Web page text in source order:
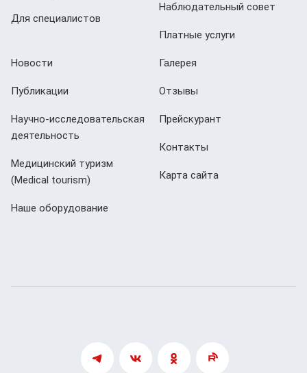
Для специалистов
Наблюдательный совет
Платные услуги
Новости
Публикации
Научно-исследовательская
деятельность
Медицинский туризм
(Мedical tourism)
Наше оборудование
Галерея
Отзывы
Прейскурант
Контакты
Карта сайта